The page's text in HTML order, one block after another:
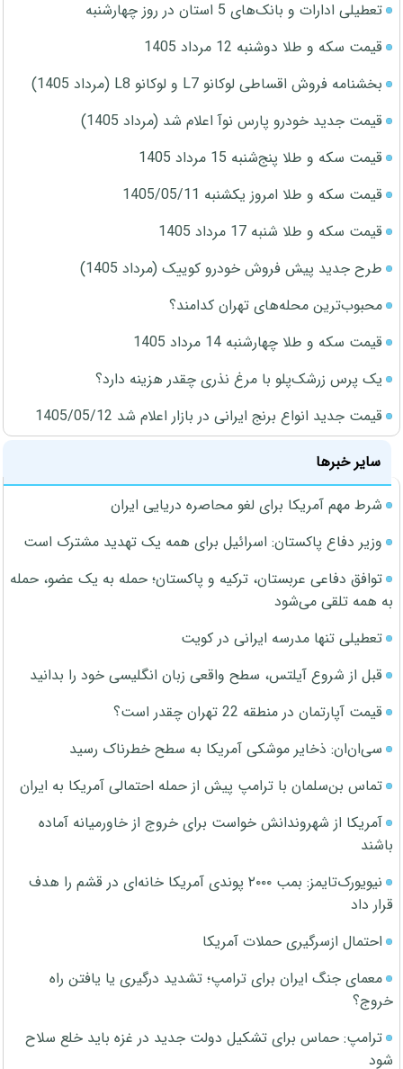
تعطیلی ادارات و بانک‌های 5 استان در روز چهارشنبه
قیمت سکه و طلا دوشنبه 12 مرداد 1405
بخشنامه فروش اقساطی لوکانو L7 و لوکانو L8 (مرداد 1405)
قیمت جدید خودرو پارس نوآ اعلام شد (مرداد 1405)
قیمت سکه و طلا پنج‌شنبه 15 مرداد 1405
قیمت سکه و طلا امروز یکشنبه 1405/05/11
قیمت سکه و طلا شنبه 17 مرداد 1405
طرح جدید پیش فروش خودرو کوییک (مرداد 1405)
محبوب‌ترین محله‌های تهران کدامند؟
قیمت سکه و طلا چهارشنبه 14 مرداد 1405
یک پرس زرشک‌پلو با مرغ نذری چقدر هزینه دارد؟
قیمت جدید انواع برنج ایرانی در بازار اعلام شد 1405/05/12
سایر خبرها
شرط مهم آمریکا برای لغو محاصره دریایی ایران
وزیر دفاع پاکستان: اسرائیل برای همه یک تهدید مشترک است
توافق دفاعی عربستان، ترکیه و پاکستان؛ حمله به یک عضو، حمله
به همه تلقی می‌شود
تعطیلی تنها مدرسه ایرانی در کویت
قبل از شروع آیلتس، سطح واقعی زبان انگلیسی خود را بدانید
قیمت آپارتمان در منطقه 22 تهران چقدر است؟
سی‌ان‌ان: ذخایر موشکی آمریکا به سطح خطرناک رسید
تماس بن‌سلمان با ترامپ پیش از حمله احتمالی آمریکا به ایران
آمریکا از شهروندانش خواست برای خروج از خاورمیانه آماده
باشند
نیویورک‌تایمز: بمب ۲۰۰۰ پوندی آمریکا خانه‌ای در قشم را هدف
قرار داد
احتمال ازسرگیری حملات آمریکا
معمای جنگ ایران برای ترامپ؛ تشدید درگیری یا یافتن راه
خروج؟
ترامپ: حماس برای تشکیل دولت جدید در غزه باید خلع سلاح
شود